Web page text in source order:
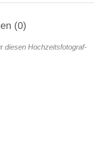
0
diesen Hochzeitsfotograf-